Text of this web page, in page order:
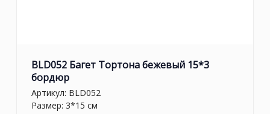
BLD052 Багет Тортона бежевый 15*3
бордюр
Артикул: BLD052
Размер: 3*15 см